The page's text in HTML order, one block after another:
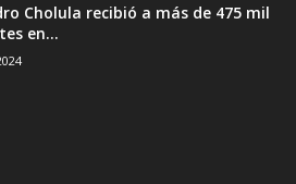
Cholula recibió a más de 475 mil
en...